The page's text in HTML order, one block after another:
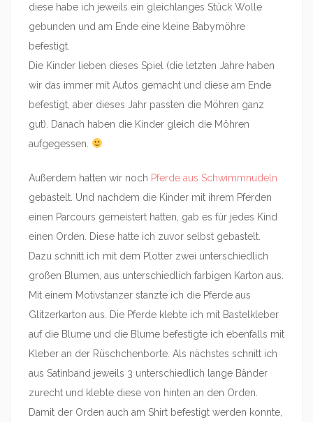
diese habe ich jeweils ein gleichlanges Stück Wolle
gebunden und am Ende eine kleine Babymöhre
befestigt.
Die Kinder lieben dieses Spiel (die letzten Jahre haben
wir das immer mit Autos gemacht und diese am Ende
befestigt, aber dieses Jahr passten die Möhren ganz
gut). Danach haben die Kinder gleich die Möhren
aufgegessen.
Außerdem hatten wir noch Pferde aus Schwimmnudeln
gebastelt. Und nachdem die Kinder mit ihrem Pferden
einen Parcours gemeistert hatten, gab es für jedes Kind
einen Orden. Diese hatte ich zuvor selbst gebastelt.
Dazu schnitt ich mit dem Plotter zwei unterschiedlich
großen Blumen, aus unterschiedlich farbigen Karton aus.
Mit einem Motivstanzer stanzte ich die Pferde aus
Glitzerkarton aus. Die Pferde klebte ich mit Bastelkleber
auf die Blume und die Blume befestigte ich ebenfalls mit
Kleber an der Rüschchenborte. Als nächstes schnitt ich
aus Satinband jeweils 3 unterschiedlich lange Bänder
zurecht und klebte diese von hinten an den Orden.
Damit der Orden auch am Shirt befestigt werden konnte,